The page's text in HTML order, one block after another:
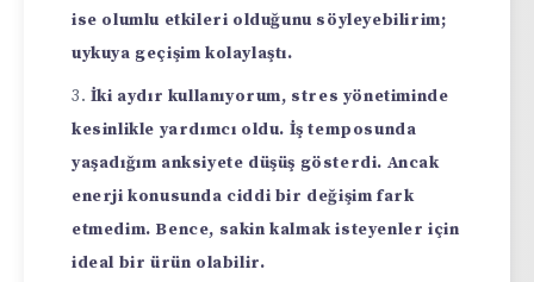
ise olumlu etkileri olduğunu söyleyebilirim;
uykuya geçişim kolaylaştı.
İki aydır kullanıyorum, stres yönetiminde
kesinlikle yardımcı oldu. İş temposunda
yaşadığım anksiyete düşüş gösterdi. Ancak
enerji konusunda ciddi bir değişim fark
etmedim. Bence, sakin kalmak isteyenler için
ideal bir ürün olabilir.